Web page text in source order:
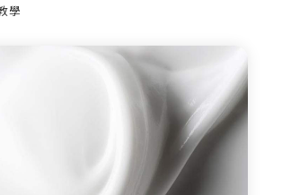
學